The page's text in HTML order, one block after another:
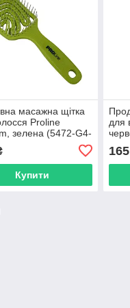
масажна щітка
Proline
зелена (5472-G4-
Купити
для
165